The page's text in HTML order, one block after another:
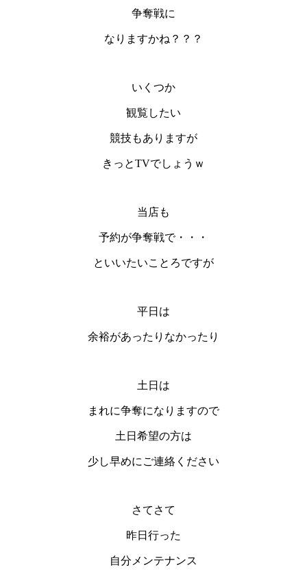
争奪戦に
なりますかね？？？
いくつか
観覧したい
競技もありますが
きっとTVでしょうｗ
当店も
予約が争奪戦で・・・
といいたいことろですが
平日は
余裕があったりなかったり
土日は
まれに争奪になりますので
土日希望の方は
少し早めにご連絡ください
さてさて
昨日行った
自分メンテナンス